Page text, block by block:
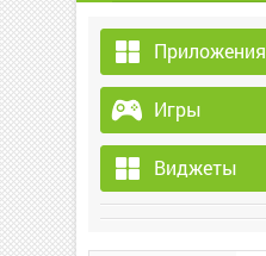
Приложения
Игры
Виджеты